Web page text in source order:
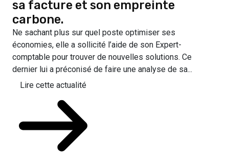
sa facture et son empreinte
carbone.
Ne sachant plus sur quel poste optimiser ses
économies, elle a sollicité l’aide de son Expert-
comptable pour trouver de nouvelles solutions. Ce
dernier lui a préconisé de faire une analyse de sa...
Lire cette actualité